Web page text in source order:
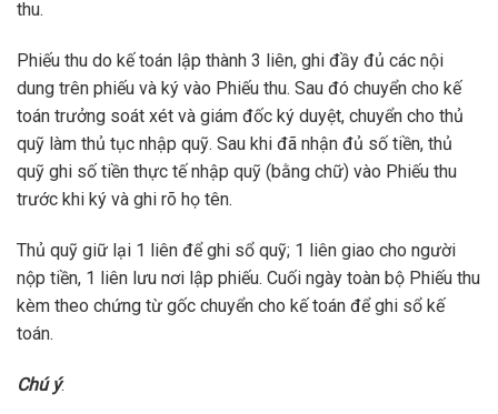
thu.
Phiếu thu do kế toán lập thành 3 liên, ghi đầy đủ các nội
dung trên phiếu và ký vào Phiếu thu. Sau đó chuyển cho kế
toán trưởng soát xét và giám đốc ký duyệt, chuyển cho thủ
quỹ làm thủ tục nhập quỹ. Sau khi đã nhận đủ số tiền, thủ
quỹ ghi số tiền thực tế nhập quỹ (bằng chữ) vào Phiếu thu
trước khi ký và ghi rõ họ tên.
Thủ quỹ giữ lại 1 liên để ghi sổ quỹ; 1 liên giao cho người
nộp tiền, 1 liên lưu nơi lập phiếu. Cuối ngày toàn bộ Phiếu thu
kèm theo chứng từ gốc chuyển cho kế toán để ghi sổ kế
toán.
Chú ý: